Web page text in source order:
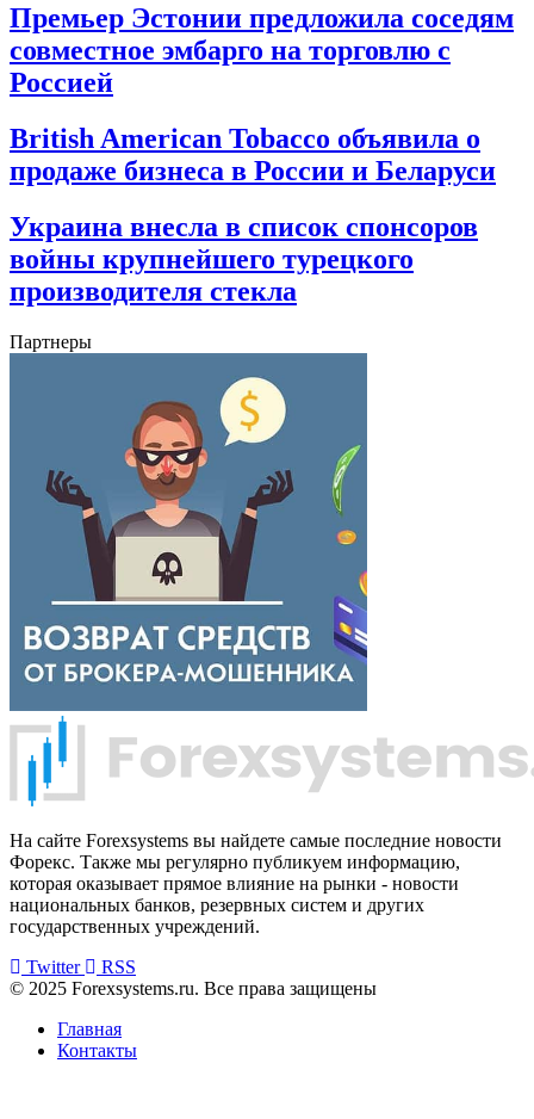
Премьер Эстонии предложила соседям
совместное эмбарго на торговлю с
Россией
British American Tobacco объявила о
продаже бизнеса в России и Беларуси
Украина внесла в список спонсоров
войны крупнейшего турецкого
производителя стекла
Партнеры
На сайте Forexsystems вы найдете самые последние новости
Форекс. Также мы регулярно публикуем информацию,
которая оказывает прямое влияние на рынки - новости
национальных банков, резервных систем и других
государственных учреждений.
Twitter
RSS
© 2025 Forexsystems.ru. Все права защищены
Главная
Контакты